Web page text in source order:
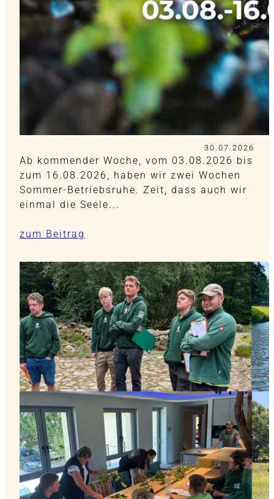
30.07.2026
Ab kommender Woche, vom 03.08.2026 bis
zum 16.08.2026, haben wir zwei Wochen
Sommer-Betriebsruhe. Zeit, dass auch wir
einmal die Seele...
zum Beitrag